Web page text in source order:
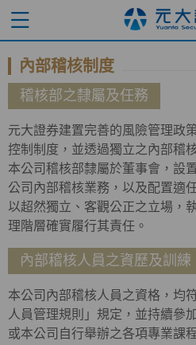
內部稽核制度
稽核部之隸屬及任務
元大證券建置完善的風險管理政
控制制度，並透過獨立之內部稽
本公司稽核部隸屬於董事會，設
公司內部稽核業務，以及配置適
以超然獨立、客觀公正之立場，
理階層確實履行其責任。
內部稽核人員之資歷及訓練
本公司內部稽核人員之資格，均
人員管理規則」規定，並持續參
或本公司自行舉辦之各項專業課